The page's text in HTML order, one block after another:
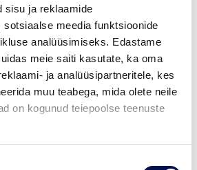
sisu ja reklaamide
meedia funktsioonide
analüüsimiseks. Edastame
meie saiti kasutate, ka oma
ja analüüsipartneritele, kes
muu teabega, mida olete neile
on kogunud teiepoolse teenuste